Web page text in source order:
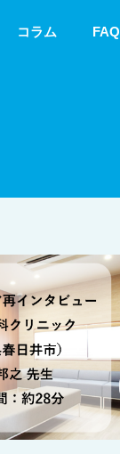
コラム FAQ